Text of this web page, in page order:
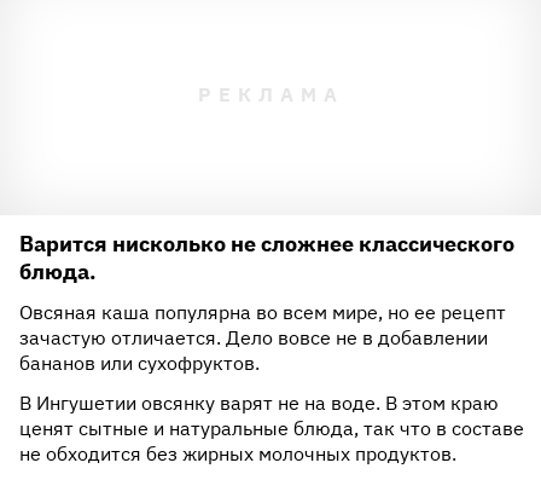
Варится нисколько не сложнее классического
блюда.
Овсяная каша популярна во всем мире, но ее рецепт
зачастую отличается. Дело вовсе не в добавлении
бананов или сухофруктов.
В Ингушетии овсянку варят не на воде. В этом краю
ценят сытные и натуральные блюда, так что в составе
не обходится без жирных молочных продуктов.